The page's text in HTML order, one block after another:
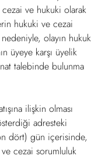
ve hukuki olarak
hukuki ve cezai
olayın hukuk
üyeye karşı üyelik
talebinde bulunma
ilişkin olması
adresteki
dört) gün içerisinde,
cezai sorumluluk